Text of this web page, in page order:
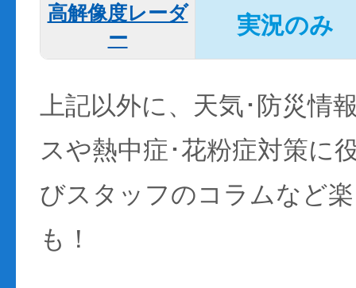
高解像度レーダ
ー
実況のみ
上記以外に、天気･防災情
スや熱中症･花粉症対策に
びスタッフのコラムなど
も！